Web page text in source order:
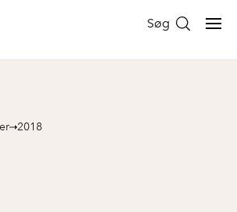
Søg
2018